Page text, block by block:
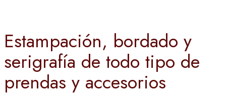
Estampación, bordado y
serigrafía de todo tipo de
prendas y accesorios